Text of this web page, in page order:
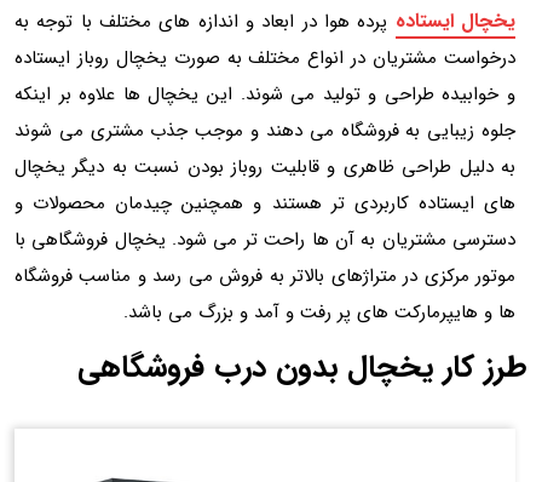
یخچال ایستاده پرده هوا در ابعاد و اندازه های مختلف با توجه به
درخواست مشتریان در انواع مختلف به صورت یخچال روباز ایستاده
و خوابیده طراحی و تولید می شوند. این یخچال ها علاوه بر اینکه
جلوه زیبایی به فروشگاه می دهند و موجب جذب مشتری می شوند
به دلیل طراحی ظاهری و قابلیت روباز بودن نسبت به دیگر یخچال
های ایستاده کاربردی تر هستند و همچنین چیدمان محصولات و
دسترسی مشتریان به آن ها راحت تر می شود. یخچال فروشگاهی با
موتور مرکزی در متراژهای بالاتر به فروش می رسد و مناسب فروشگاه
ها و هایپرمارکت های پر رفت و آمد و بزرگ می باشد.
طرز کار یخچال بدون درب فروشگاهی